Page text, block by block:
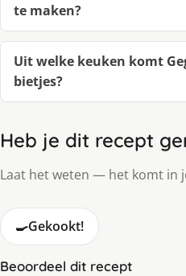
te maken?
Uit welke keuken komt
bietjes?
Heb je dit recept
Laat het weten — het komt in
🍳Gekookt!
Beoordeel dit recept